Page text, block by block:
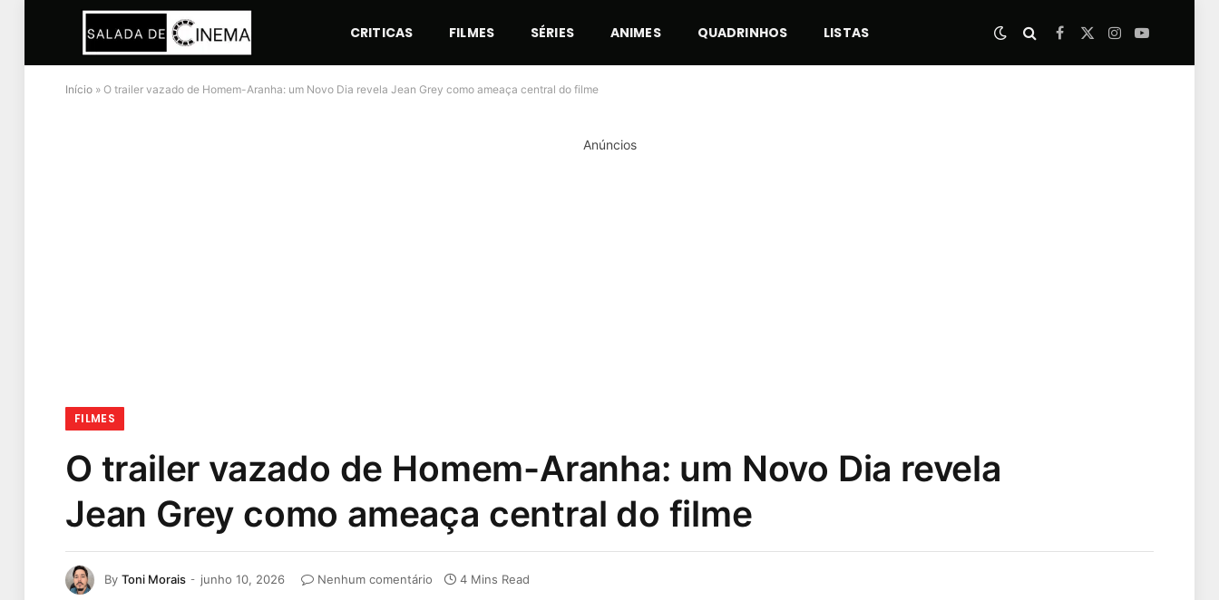
CRITICAS FILMES SÉRIES ANIMES QUADRINHOS LISTAS Facebook
X
Instagram
YouTube
Início » O trailer vazado de Homem-Aranha: um Novo Dia revela Jean Grey como ameaça central do filme
Anúncios
FILMES
O trailer vazado de Homem-Aranha: um Novo Dia revela
Jean Grey como ameaça central do filme
By Toni Morais junho 10, 2026 Nenhum comentário 4 Mins Read